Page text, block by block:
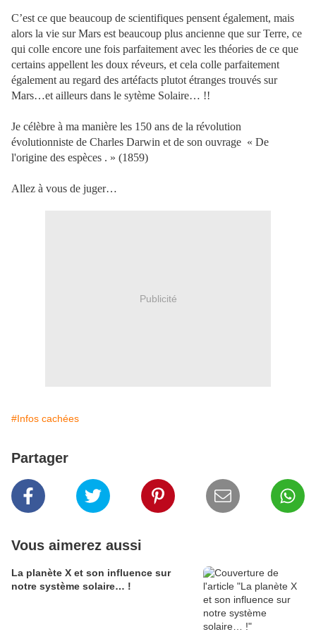
C’est ce que beaucoup de scientifiques pensent également, mais
alors la vie sur Mars est beaucoup plus ancienne que sur Terre, ce
qui colle encore une fois parfaitement avec les théories de ce que
certains appellent les doux réveurs, et cela colle parfaitement
également au regard des artéfacts plutot étranges trouvés sur
Mars…et ailleurs dans le sytème Solaire… !!
Je célèbre à ma manière les 150 ans de la révolution
évolutionniste de Charles Darwin et de son ouvrage « De
l'origine des espèces . » (1859)
Allez à vous de juger…
Publicité
#Infos cachées
Partager
Vous aimerez aussi
La planète X et son influence sur
notre système solaire… !